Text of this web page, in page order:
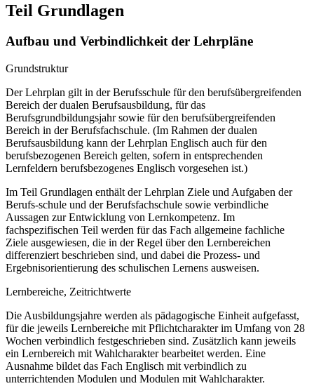
Teil Grundlagen
Aufbau und Verbindlichkeit der Lehrpläne
Grundstruktur
Der Lehrplan gilt in der Berufsschule für den berufsübergreifenden
Bereich der dualen Berufsausbildung, für das
Berufsgrundbildungsjahr sowie für den berufsübergreifenden
Bereich in der Berufsfachschule. (Im Rahmen der dualen
Berufsausbildung kann der Lehrplan Englisch auch für den
berufsbezogenen Bereich gelten, sofern in entsprechenden
Lernfeldern berufsbezogenes Englisch vorgesehen ist.)
Im Teil Grundlagen enthält der Lehrplan Ziele und Aufgaben der
Berufs-schule und der Berufsfachschule sowie verbindliche
Aussagen zur Entwicklung von Lernkompetenz. Im
fachspezifischen Teil werden für das Fach allgemeine fachliche
Ziele ausgewiesen, die in der Regel über den Lernbereichen
differenziert beschrieben sind, und dabei die Prozess- und
Ergebnisorientierung des schulischen Lernens ausweisen.
Lernbereiche, Zeitrichtwerte
Die Ausbildungsjahre werden als pädagogische Einheit aufgefasst,
für die jeweils Lernbereiche mit Pflichtcharakter im Umfang von 28
Wochen verbindlich festgeschrieben sind. Zusätzlich kann jeweils
ein Lernbereich mit Wahlcharakter bearbeitet werden. Eine
Ausnahme bildet das Fach Englisch mit verbindlich zu
unterrichtenden Modulen und Modulen mit Wahlcharakter.